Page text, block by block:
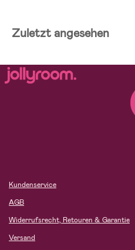
Zuletzt angesehen
Kundenservice
AGB
Widerrufsrecht, Retouren & Garantie
Versand